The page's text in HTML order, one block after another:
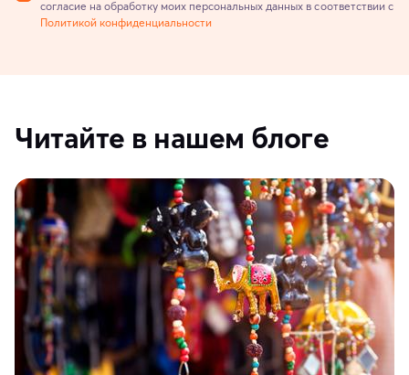
согласие на обработку моих персональных данных в соответствии с
Политикой конфиденциальности
Читайте в нашем блоге